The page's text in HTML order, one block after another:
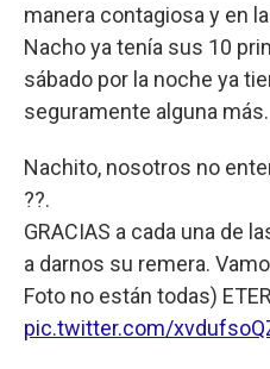
manera contagiosa y en
Nacho ya tenía sus 10
sábado por la noche ya
seguramente alguna más.
Nachito, nosotros no
??.
GRACIAS a cada una de
a darnos su remera.
Foto no están todas)
pic.twitter.com/